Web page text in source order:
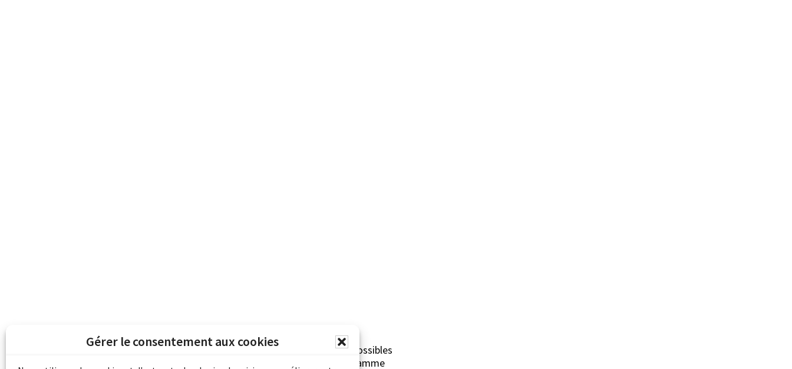
Gérer le consentement aux cookies
Les archives du son et de l'image d'Emile Berliner sont rendues possibles
grâce au financement de Bibliothèque et Archives Canada (Programme